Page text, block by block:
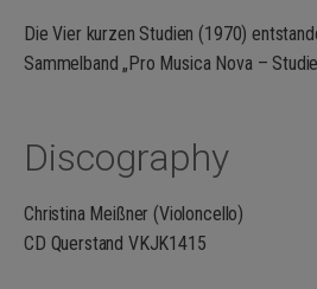
Die Vier kurzen Studien (1970)
Sammelband „Pro Musica Nova –
Discography
Christina Meißner (Violoncello)
CD Querstand VKJK1415